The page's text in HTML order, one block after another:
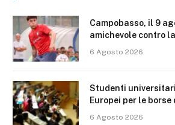
Campobasso, il 9
amichevole contro
6 Agosto 2026
Studenti
Europei per le
6 Agosto 2026